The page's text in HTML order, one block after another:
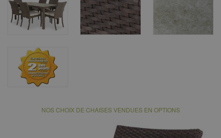
NOS CHOIX DE CHAISES VENDUES EN OPTIONS